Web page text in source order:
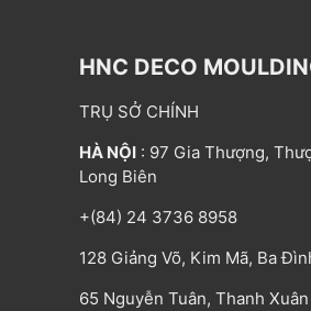
HNC DECO
TRỤ SỞ CHÍNH
HÀ NỘI : 97 Gia Thượng,
Long Biên
+(84) 24 3736 8958
128 Giảng Võ, Kim Mã, Ba
65 Nguyễn Tuân, Thanh